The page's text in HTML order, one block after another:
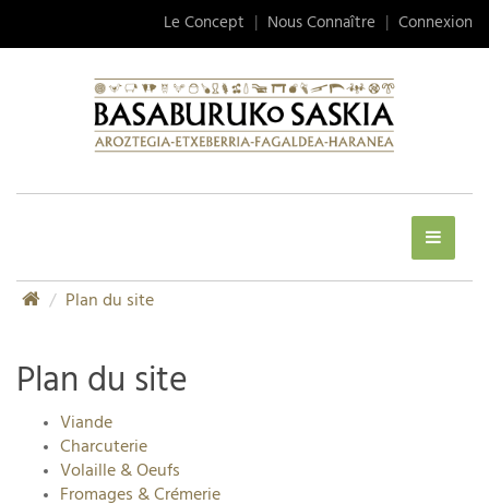
Le Concept Nous Connaître Connexion
Plan du site
Plan du site
Viande
Charcuterie
Volaille & Oeufs
Fromages & Crémerie